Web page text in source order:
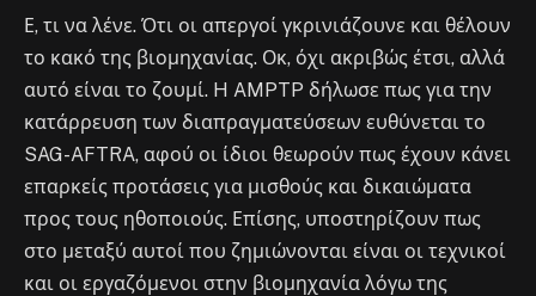
Ε, τι να λένε. Ότι οι απεργοί γκρινιάζουνε και θέλουν
το κακό της βιομηχανίας. Οκ, όχι ακριβώς έτσι, αλλά
αυτό είναι το ζουμί. H AMPTP δήλωσε πως για την
κατάρρευση των διαπραγματεύσεων ευθύνεται το
SAG-AFTRA, αφού οι ίδιοι θεωρούν πως έχουν κάνει
επαρκείς προτάσεις για μισθούς και δικαιώματα
προς τους ηθοποιούς. Επίσης, υποστηρίζουν πως
στο μεταξύ αυτοί που ζημιώνονται είναι οι τεχνικοί
και οι εργαζόμενοι στην βιομηχανία λόγω της